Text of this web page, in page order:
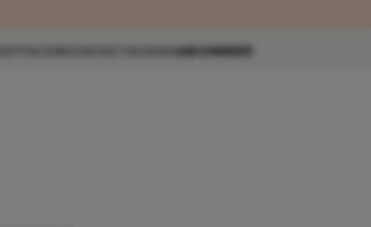
ABONNEER